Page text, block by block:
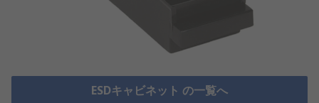
ESDキャビネット の一覧へ